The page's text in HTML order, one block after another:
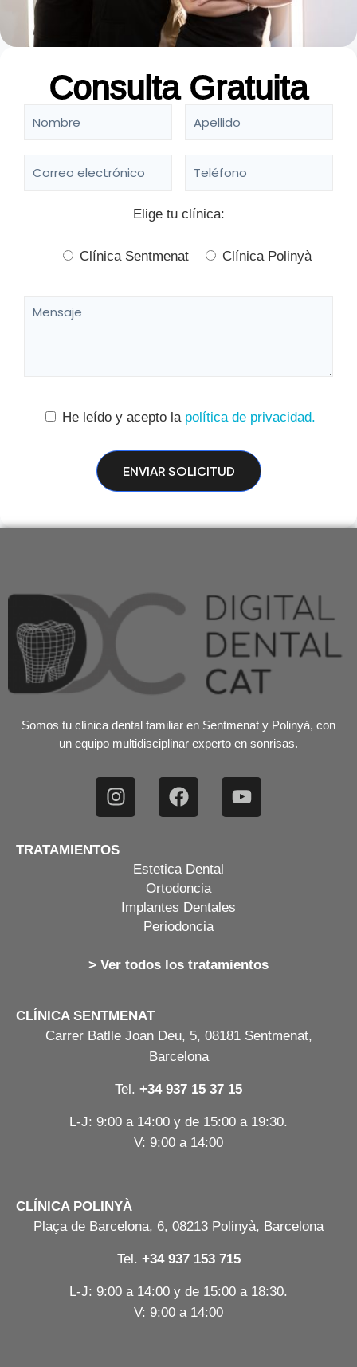
Consulta Gratuita
Elige tu clínica:
Clínica Sentmenat Clínica Polinyà
He leído y acepto la política de privacidad.
Somos tu clínica dental familiar en Sentmenat y Polinyá, con
un equipo multidisciplinar experto en sonrisas.
TRATAMIENTOS
Estetica Dental
Ortodoncia
Implantes Dentales
Periodoncia
> Ver todos los tratamientos
CLÍNICA SENTMENAT
Carrer Batlle Joan Deu, 5, 08181 Sentmenat,
Barcelona
Tel. +34 937 15 37 15
L-J: 9:00 a 14:00 y de 15:00 a 19:30.
V: 9:00 a 14:00
CLÍNICA POLINYÀ
Plaça de Barcelona, 6, 08213 Polinyà, Barcelona
Tel. +34 937 153 715
L-J: 9:00 a 14:00 y de 15:00 a 18:30.
V: 9:00 a 14:00